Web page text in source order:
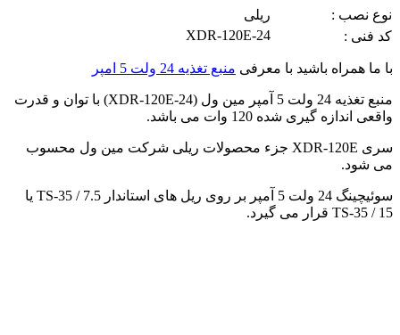
نوع نصب :
ریلی
کد فنی :
XDR-120E-24
با ما همراه باشید با معرفی منبع تغذیه 24 ولت 5 امپر
منبع تغذیه 24 ولت 5 آمپر مین ول (XDR-120E-24) با توان و قدرت
واقعی اندازه گیری شده 120 وات می باشد.
سری XDR-120E جزء محصولات ریلی شرکت مین ول محسوب
می شود.
سوئیچینگ 24 ولت 5 آمپر بر روی ریل های استاندار TS-35 / 7.5 یا
TS-35 / 15 قرار می گیرد.